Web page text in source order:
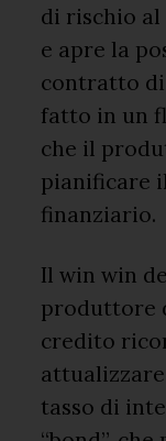
di rischio
e apre la
contratto
fatto in un
che il
pianificare
finanziario.
Il win win
produttore
credito
tasso di